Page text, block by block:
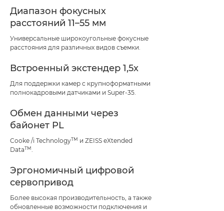
Диапазон фокусных
расстояний 11–55 мм
Универсальные широкоугольные фокусные
расстояния для различных видов съемки.
Встроенный экстендер 1,5x
Для поддержки камер с крупноформатными
полнокадровыми датчиками и Super-35.
Обмен данными через
байонет PL
Cooke /i TechnologyTM и ZEISS eXtended
DataTM.
Эргономичный цифровой
сервопривод
Более высокая производительность, а также
обновленные возможности подключения и